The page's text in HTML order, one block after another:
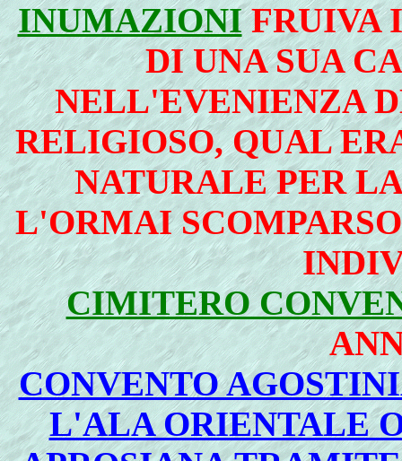
INUMAZIONI FRUIVA
DI UNA SUA
NELL'EVENIENZA
RELIGIOSO, QUAL
NATURALE PER
L'ORMAI
CIMITERO
CONVENTO
L'ALA ORIENTALE